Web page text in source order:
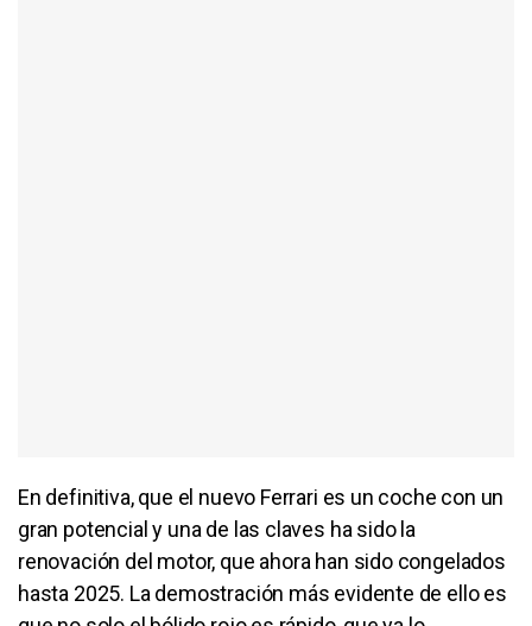
En definitiva, que el nuevo Ferrari es un coche con un
gran potencial y una de las claves ha sido la
renovación del motor, que ahora han sido congelados
hasta 2025. La demostración más evidente de ello es